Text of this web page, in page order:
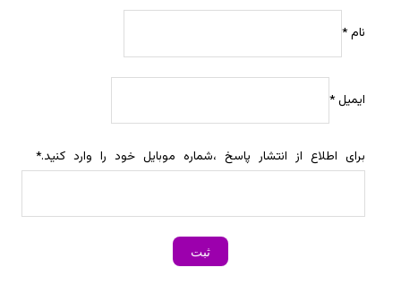
نام*
ایمیل*
برای اطلاع از انتشار پاسخ ،شماره موبایل خود را وارد کنید.*